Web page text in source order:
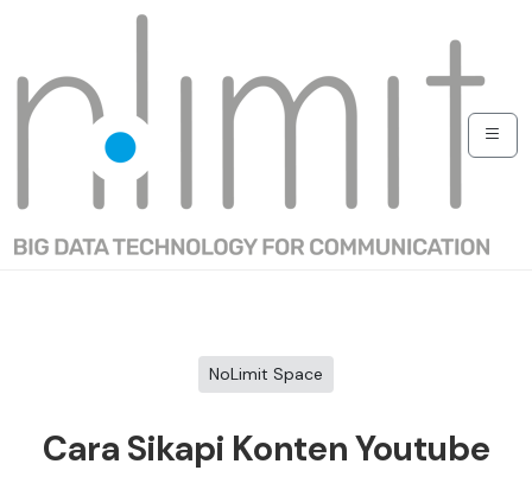
NoLimit Space
Cara Sikapi Konten Youtube